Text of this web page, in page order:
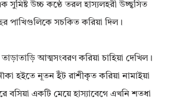
উচ্চ কণ্ঠে তরল হাস্যলহরী উচ্ছ্বসিত
পাখিগুলিকে সচকিত করিয়া দিল।
আত্মসংবরণ করিয়া চাহিয়া দেখিল।
হইতে নূতন ইঁট রাশীকৃত করিয়া নামাইয়া
বসিয়া একটি মেয়ে হাস্যাবেগে এখনি শতধা